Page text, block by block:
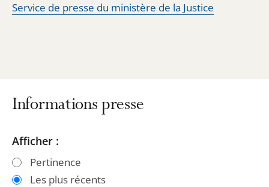
Service de presse du ministère de la Justice
Informations presse
Passer
les
filtres
Passer
les
filtres
Afficher :
Pertinence
Les plus récents